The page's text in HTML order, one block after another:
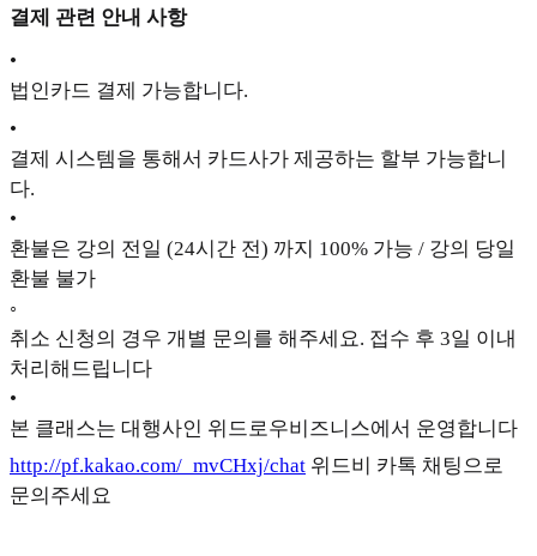
결제 관련 안내 사항
•
법인카드 결제 가능합니다.
•
결제 시스템을 통해서 카드사가 제공하는 할부 가능합니
다.
•
환불은 강의 전일 (24시간 전) 까지 100% 가능 / 강의 당일
환불 불가
◦
취소 신청의 경우 개별 문의를 해주세요. 접수 후 3일 이내
처리해드립니다
•
본 클래스는 대행사인 위드로우비즈니스에서 운영합니다
http://pf.kakao.com/_mvCHxj/chat 위드비 카톡 채팅으로
문의주세요